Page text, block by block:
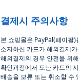
결제시 주의사항
본 쇼핑몰은 PayPal(페이팔)
소지하신 카드가해외결제가
해외결제의 경우 안전을 위해
확인과정에서 도난카드의
배송을 보류 또는 취소할 수